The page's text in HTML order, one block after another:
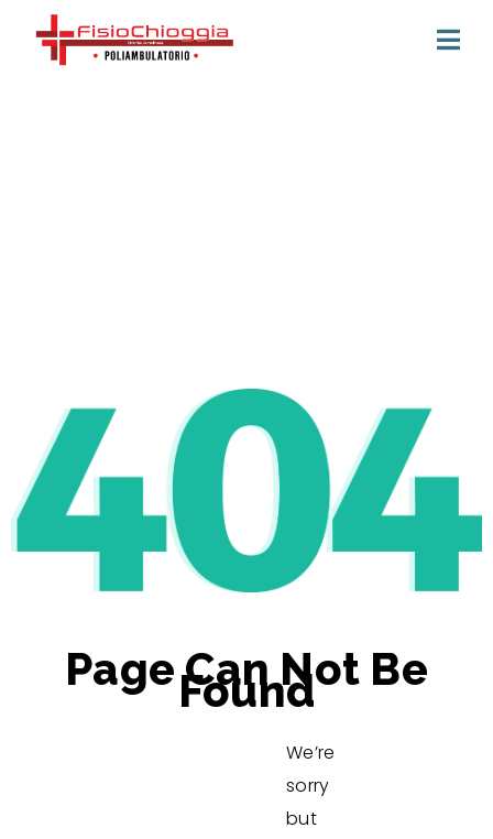
Page Can Not Be
Found
We’re
sorry
but